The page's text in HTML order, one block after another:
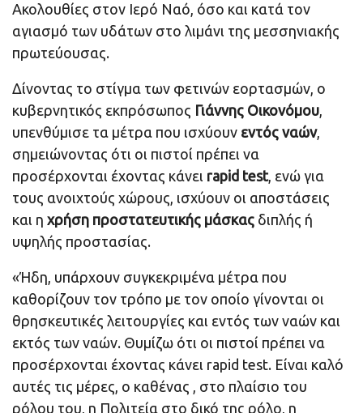
Ακολουθίες στον Ιερό Ναό, όσο και κατά τον
αγιασμό των υδάτων στο λιμάνι της μεσσηνιακής
πρωτεύουσας.
Δίνοντας το στίγμα των φετινών εορτασμών, ο
κυβερνητικός εκπρόσωπος Γιάννης Οικονόμου,
υπενθύμισε τα μέτρα που ισχύουν εντός ναών,
σημειώνοντας ότι οι πιστοί πρέπει να
προσέρχονται έχοντας κάνει rapid test, ενώ για
τους ανοιχτούς χώρους, ισχύουν οι αποστάσεις
και η χρήση προστατευτικής μάσκας διπλής ή
υψηλής προστασίας.
«Ήδη, υπάρχουν συγκεκριμένα μέτρα που
καθορίζουν τον τρόπο με τον οποίο γίνονται οι
θρησκευτικές λειτουργίες και εντός των ναών και
εκτός των ναών. Θυμίζω ότι οι πιστοί πρέπει να
προσέρχονται έχοντας κάνει rapid test. Είναι καλό
αυτές τις μέρες, ο καθένας , στο πλαίσιο του
ρόλου του, η Πολιτεία στο δικό της ρόλο, η